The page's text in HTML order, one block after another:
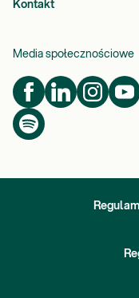
Kontakt
Media społecznościowe